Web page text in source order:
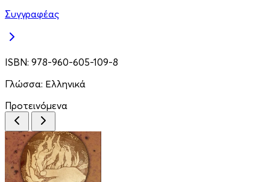
Συγγραφέας
ISBN: 978-960-605-109-8
Γλώσσα: Ελληνικά
Προτεινόμενα